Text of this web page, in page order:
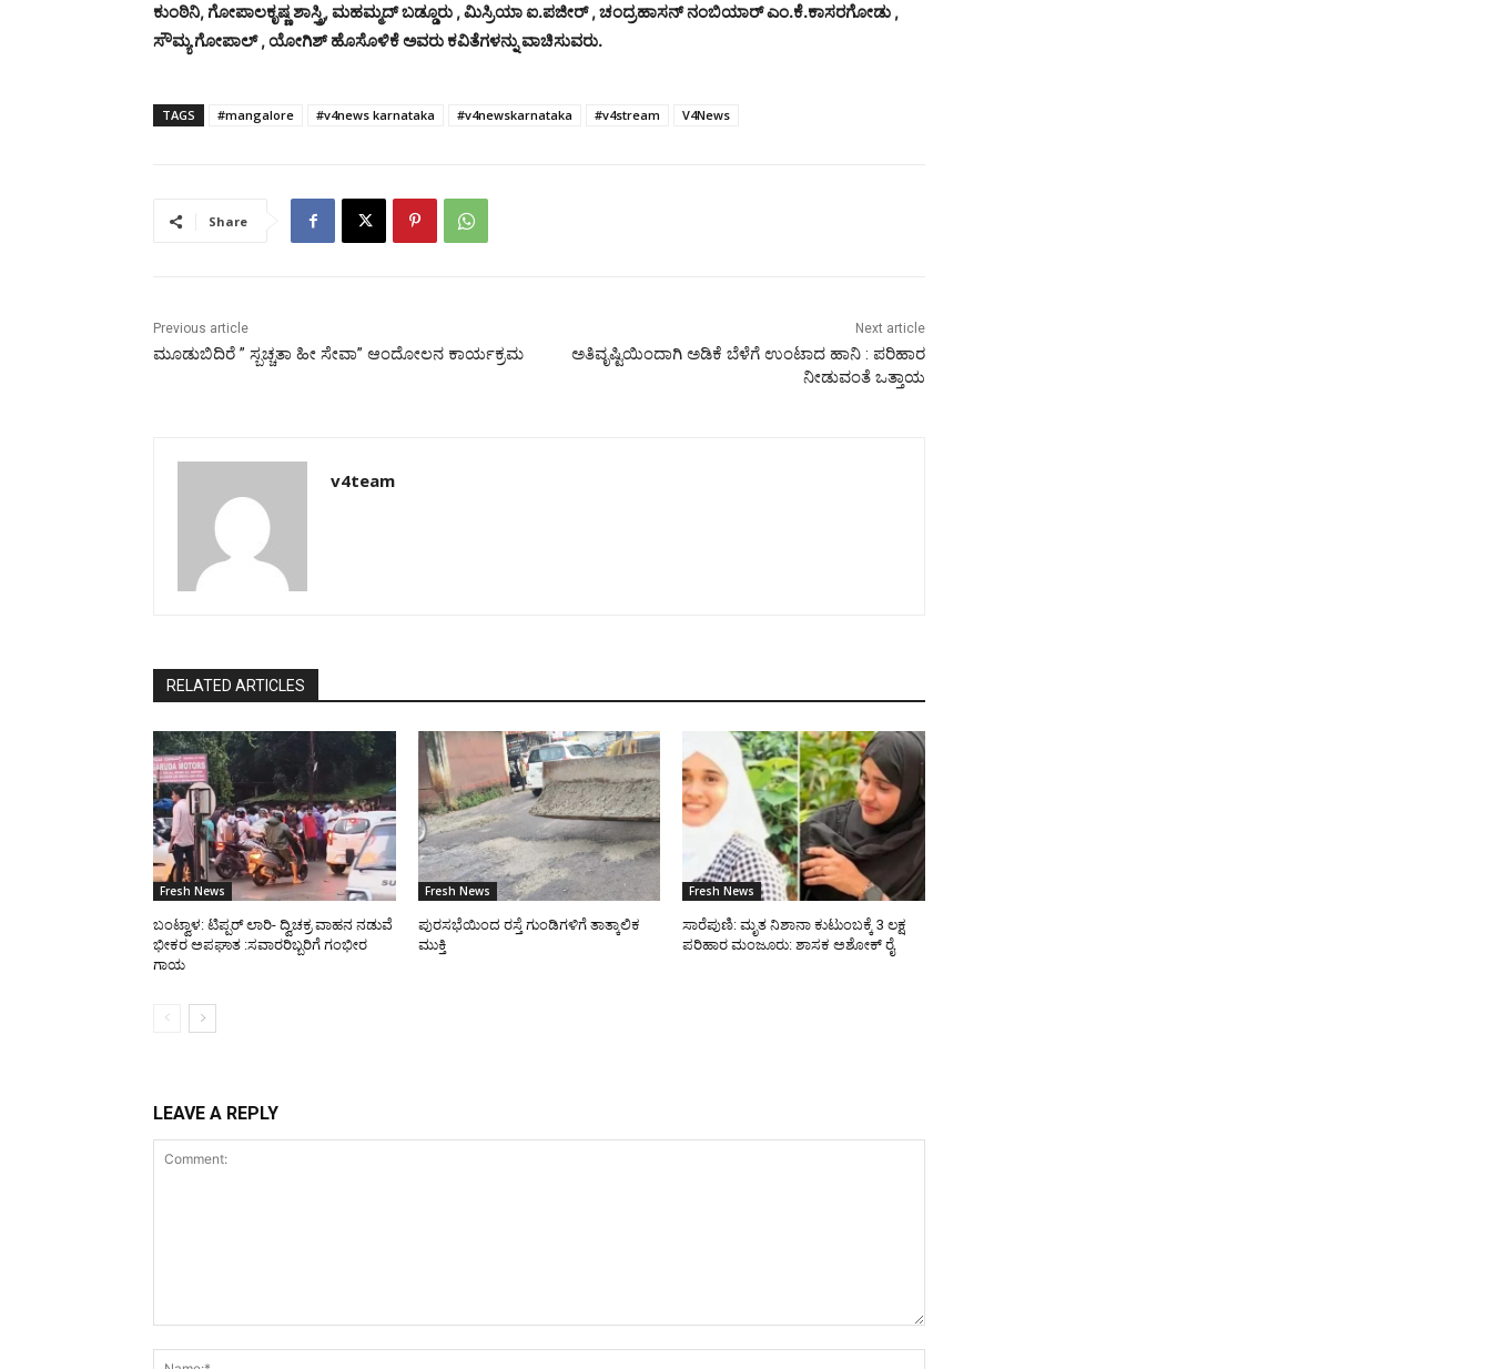
ಕುಂಠಿನಿ, ಗೋಪಾಲಕೃಷ್ಣ ಶಾಸ್ತ್ರಿ, ಮಹಮ್ಮದ್ ಬಡ್ಡೂರು , ಮಿಸ್ರಿಯಾ ಐ.ಪಜೀರ್ , ಚಂದ್ರಹಾಸನ್ ನಂಬಿಯಾರ್ ಎಂ.ಕೆ.ಕಾಸರಗೋಡು ,
ಸೌಮ್ಯ ಗೋಪಾಲ್ , ಯೋಗಿಶ್ ಹೊಸೊಳಿಕೆ ಅವರು ಕವಿತೆಗಳನ್ನು ವಾಚಿಸುವರು.
TAGS #mangalore #v4news karnataka #v4newskarnataka #v4stream V4News
Share
Previous article
ಮೂಡುಬಿದಿರೆ ” ಸ್ಬಚ್ಚತಾ ಹೀ ಸೇವಾ” ಆಂದೋಲನ ಕಾರ್ಯಕ್ರಮ
Next article
ಅತಿವೃಷ್ಟಿಯಿಂದಾಗಿ ಅಡಿಕೆ ಬೆಳೆಗೆ ಉಂಟಾದ ಹಾನಿ : ಪರಿಹಾರ
ನೀಡುವಂತೆ ಒತ್ತಾಯ
v4team
RELATED ARTICLES
Fresh News
ಬಂಟ್ವಾಳ: ಟಿಪ್ಪರ್ ಲಾರಿ- ದ್ವಿಚಕ್ರ ವಾಹನ ನಡುವೆ
ಭೀಕರ ಅಪಘಾತ :ಸವಾರರಿಬ್ಬರಿಗೆ ಗಂಭೀರ
ಗಾಯ
Fresh News
ಪುರಸಭೆಯಿಂದ ರಸ್ತೆ ಗುಂಡಿಗಳಿಗೆ ತಾತ್ಕಾಲಿಕ
ಮುಕ್ತಿ
Fresh News
ಸಾರೆಪುಣಿ: ಮೃತ ನಿಶಾನಾ ಕುಟುಂಬಕ್ಕೆ 3 ಲಕ್ಷ
ಪರಿಹಾರ ಮಂಜೂರು: ಶಾಸಕ ಅಶೋಕ್ ರೈ
LEAVE A REPLY